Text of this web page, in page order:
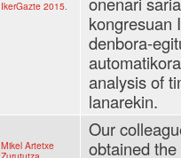
IkerGazte 2015.
kongresuan
denbora-
analysis of
lanarekin.
Mikel Artetxe
Our
obtained